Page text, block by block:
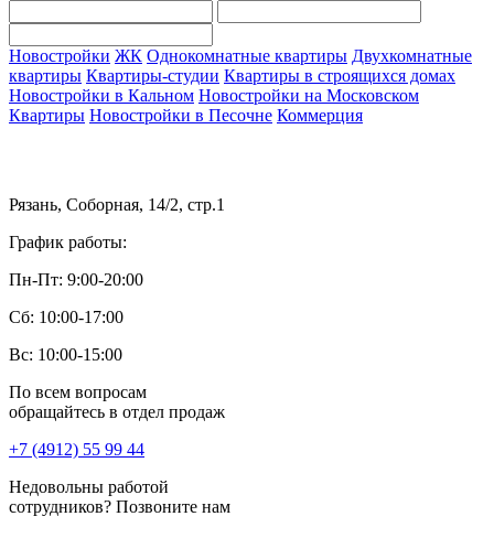
Новостройки ЖК Однокомнатные квартиры Двухкомнатные
квартиры Квартиры-студии Квартиры в строящихся домах
Новостройки в Кальном Новостройки на Московском
Квартиры Новостройки в Песочне Коммерция
Рязань, Соборная, 14/2, стр.1
График работы:
Пн-Пт: 9:00-20:00
Сб: 10:00-17:00
Вс: 10:00-15:00
По всем вопросам
обращайтесь в отдел продаж
+7 (4912) 55 99 44
Недовольны работой
сотрудников? Позвоните нам